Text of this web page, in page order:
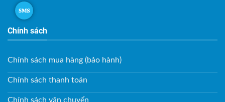
Chính sách
Chính sách mua hàng (bảo hành)
Chính sách thanh toán
Chính sách vận chuyển